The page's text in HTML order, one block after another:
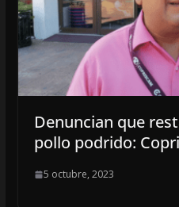
Denuncian que
pollo podrido:
5 octubre, 2023